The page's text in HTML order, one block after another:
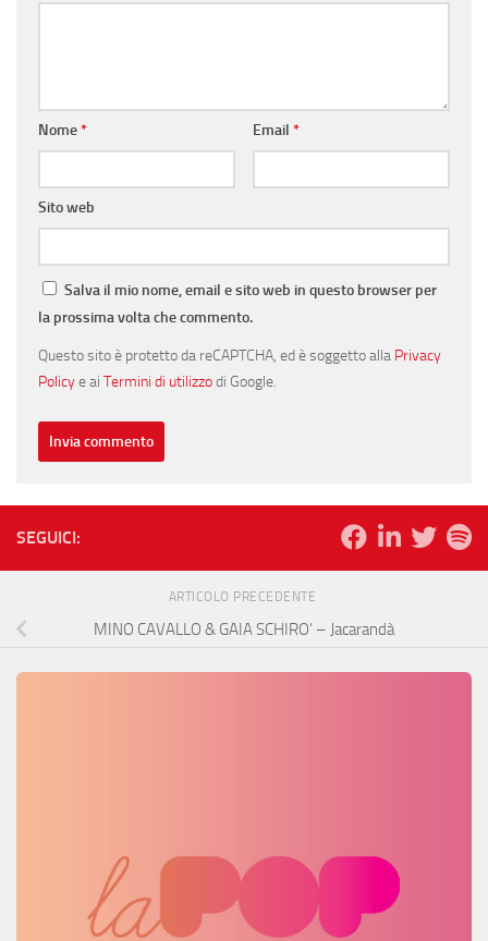
Nome* Email *
Sito web
Salva il mio nome, email e sito web in questo browser per
la prossima volta che commento.
Questo sito è protetto da reCAPTCHA, ed è soggetto alla Privacy
Policye ai Termini di utilizzodi Google.
SEGUICI:
ARTICOLO PRECEDENTE
MINO CAVALLO & GAIA SCHIRO’ – Jacarandà